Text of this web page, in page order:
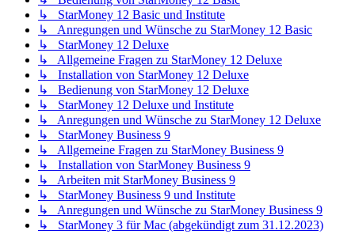
↳ StarMoney 12 Basic und Institute
↳ Anregungen und Wünsche zu StarMoney 12 Basic
↳ StarMoney 12 Deluxe
↳ Allgemeine Fragen zu StarMoney 12 Deluxe
↳ Installation von StarMoney 12 Deluxe
↳ Bedienung von StarMoney 12 Deluxe
↳ StarMoney 12 Deluxe und Institute
↳ Anregungen und Wünsche zu StarMoney 12 Deluxe
↳ StarMoney Business 9
↳ Allgemeine Fragen zu StarMoney Business 9
↳ Installation von StarMoney Business 9
↳ Arbeiten mit StarMoney Business 9
↳ StarMoney Business 9 und Institute
↳ Anregungen und Wünsche zu StarMoney Business 9
↳ StarMoney 3 für Mac (abgekündigt zum 31.12.2023)